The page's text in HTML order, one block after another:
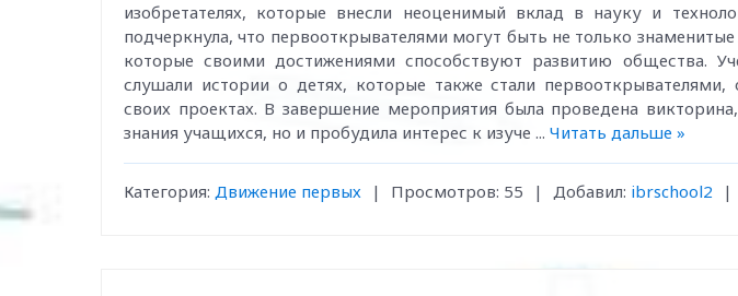
изобретателях, которые внесли неоценимый вклад в науку и
подчеркнула, что первооткрывателями могут быть не только
которые своими достижениями способствуют развитию общества.
слушали истории о детях, которые также стали
своих проектах. В завершение мероприятия была проведена
знания учащихся, но и пробудила интерес к изуче ... Читать дальше »
Категория: Движение первых | Просмотров: 55 | Добавил: ibrschool2 |